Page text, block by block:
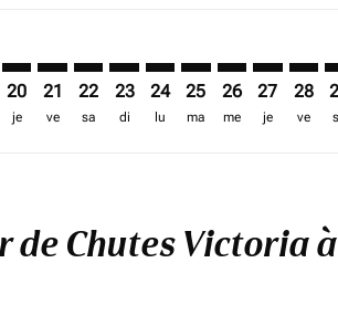
20
je
21
ve
22
sa
23
di
24
lu
25
ma
26
me
27
je
28
ve
Chutes Victoria à